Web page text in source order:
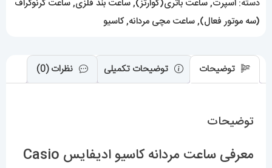
دسته: اسپرت,ساعت باتری(کوارتز),ساعت بند فلزی,ساعت کرنوگراف
(سه موتور فعال),ساعت مچی مردانه,کاسیو
توضیحات توضیحات تکمیلی نظرات (0)
توضیحات
معرفی ساعت مردانه کاسیو ادیفایس Casio